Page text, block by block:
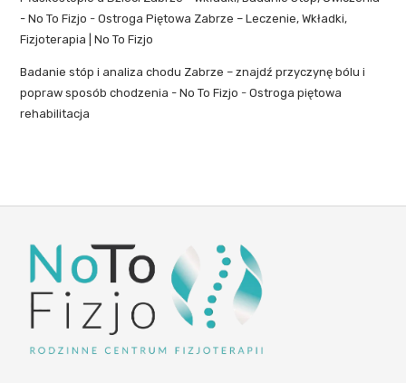
- No To Fizjo -Ostroga Piętowa Zabrze – Leczenie, Wkładki,
Fizjoterapia | No To Fizjo
Badanie stóp i analiza chodu Zabrze – znajdź przyczynę bólu i
popraw sposób chodzenia - No To Fizjo -Ostroga piętowa
rehabilitacja